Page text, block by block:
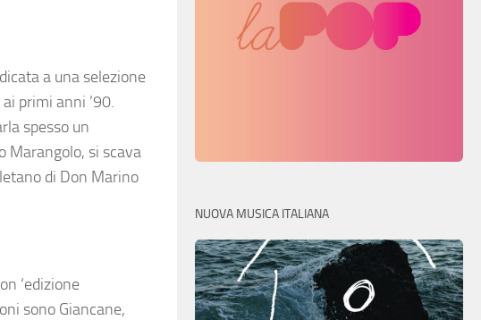
a una selezione
primi anni ’90.
spesso un
Marangolo, si scava
di Don Marino
‘edizione
sono Giancane,
NUOVA MUSICA ITALIANA